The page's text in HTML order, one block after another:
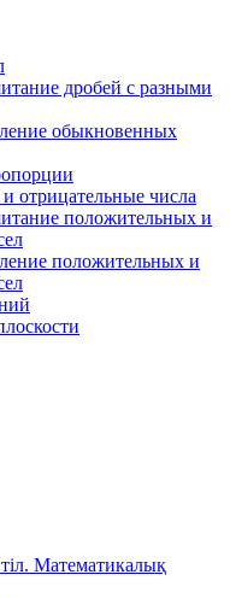
дробей с разными
обыкновенных
отрицательные числа
положительных и
положительных и
Математикалық